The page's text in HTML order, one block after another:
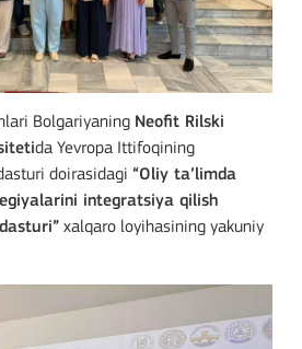
Bolgariyaning Neofit Rilski
da Yevropa Ittifoqining
doirasidagi “Oliy ta’limda
integratsiya qilish
xalqaro loyihasining yakuniy